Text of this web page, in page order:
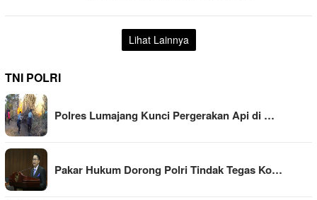
Lihat Lainnya
TNI POLRI
Polres Lumajang Kunci Pergerakan Api di …
Pakar Hukum Dorong Polri Tindak Tegas Ko…